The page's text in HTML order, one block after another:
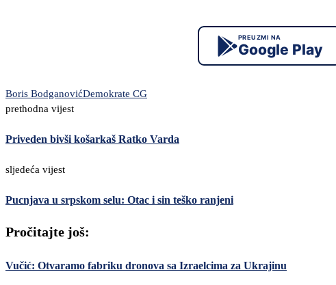
PREUZMI NA
Google Play
Boris BodganovićDemokrate CG
prethodna vijest
Priveden bivši košarkaš Ratko Varda
sljedeća vijest
Pucnjava u srpskom selu: Otac i sin teško ranjeni
Pročitajte još:
Vučić: Otvaramo fabriku dronova sa Izraelcima za Ukrajinu